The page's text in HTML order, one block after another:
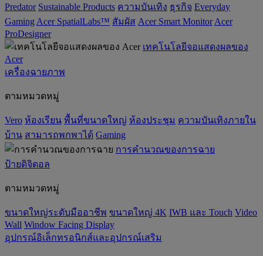
Predator ‌Sustainable Products ความบันเทิง ธุรกิจ Everyday
Gaming Acer SpatialLabs™ สัมผัส Acer Smart Monitor Acer
ProDesigner
เทคโนโลยีจอแสดงผลของ
Acer
เครื่องฉายภาพ
ตามหมวดหมู่
Vero ห้องเรียน พื้นที่ขนาดใหญ่ ห้องประชุม ความบันเทิงภายใน
บ้าน สามารถพกพาได้ Gaming
การคำนวณของการฉาย
ป้ายดิจิตอล
ตามหมวดหมู่
ขนาดใหญ่ระดับมืออาชีพ ขนาดใหญ่ 4K IWB และ Touch Video
Wall Window Facing Display
อุปกรณ์อิเล็กทรอนิกส์และอุปกรณ์เสริม